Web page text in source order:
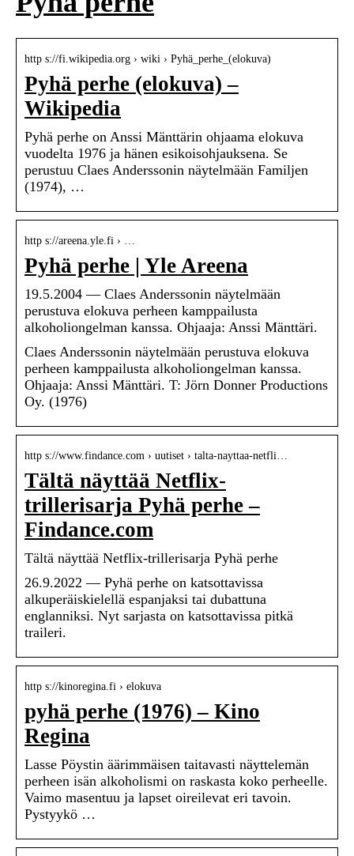
http s://fi.wikipedia.org › wiki › Pyhä_perhe_(elokuva)
Pyhä perhe (elokuva) –
Wikipedia
Pyhä perhe on Anssi Mänttärin ohjaama elokuva
vuodelta 1976 ja hänen esikoisohjauksena. Se
perustuu Claes Anderssonin näytelmään Familjen
(1974), …
http s://areena.yle.fi › …
Pyhä perhe | Yle Areena
19.5.2004 — Claes Anderssonin näytelmään
perustuva elokuva perheen kamppailusta
alkoholiongelman kanssa. Ohjaaja: Anssi Mänttäri.
Claes Anderssonin näytelmään perustuva elokuva
perheen kamppailusta alkoholiongelman kanssa.
Ohjaaja: Anssi Mänttäri. T: Jörn Donner Productions
Oy. (1976)
http s://www.findance.com › uutiset › talta-nayttaa-netfli…
Tältä näyttää Netflix-
trillerisarja Pyhä perhe –
Findance.com
Tältä näyttää Netflix-trillerisarja Pyhä perhe
26.9.2022 — Pyhä perhe on katsottavissa
alkuperäiskielellä espanjaksi tai dubattuna
englanniksi. Nyt sarjasta on katsottavissa pitkä
traileri.
http s://kinoregina.fi › elokuva
pyhä perhe (1976) – Kino
Regina
Lasse Pöystin äärimmäisen taitavasti näyttelemän
perheen isän alkoholismi on raskasta koko perheelle.
Vaimo masentuu ja lapset oireilevat eri tavoin.
Pystyykö …